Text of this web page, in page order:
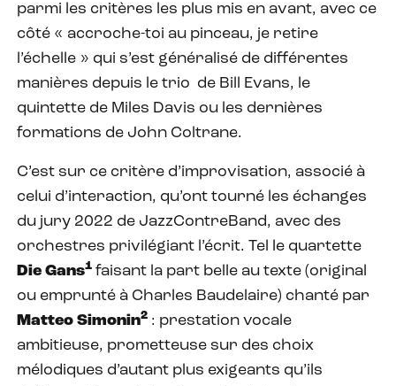
parmi les critères les plus mis en avant, avec ce
côté « accroche-toi au pinceau, je retire
l’échelle » qui s’est généralisé de différentes
manières depuis le trio de Bill Evans, le
quintette de Miles Davis ou les dernières
formations de John Coltrane.
C’est sur ce critère d’improvisation, associé à
celui d’interaction, qu’ont tourné les échanges
du jury 2022 de JazzContreBand, avec des
orchestres privilégiant l’écrit. Tel le quartette
Die Gans1 faisant la part belle au texte (original
ou emprunté à Charles Baudelaire) chanté par
Matteo Simonin2 : prestation vocale
ambitieuse, prometteuse sur des choix
mélodiques d’autant plus exigeants qu’ils